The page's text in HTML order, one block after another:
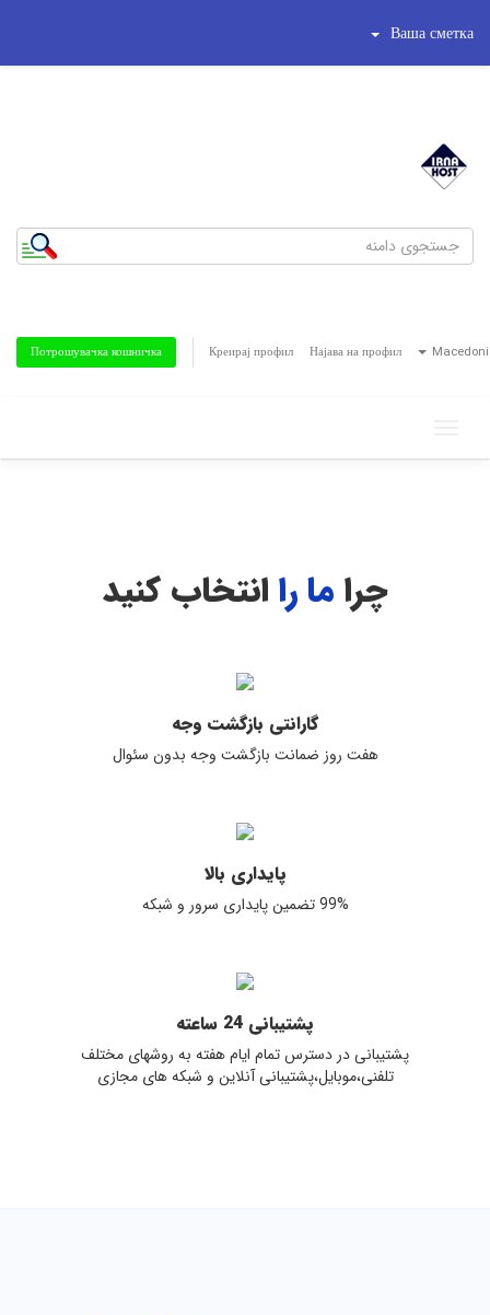
Ваша сметка
Најава на профил
Креирај профил
Потрошувачка кошничка
navigation
چرا ما را انتخاب کنید
گارانتی بازگشت وجه
هفت روز ضمانت بازگشت وجه بدون سئوال
پایداری بالا
99% تضمین پایداری سرور و شبکه
پشتیبانی 24 ساعته
پشتیبانی در دسترس تمام ایام هفته به روشهای مختلف
تلفنی،موبایل،پشتیبانی آنلاین و شبکه های مجازی